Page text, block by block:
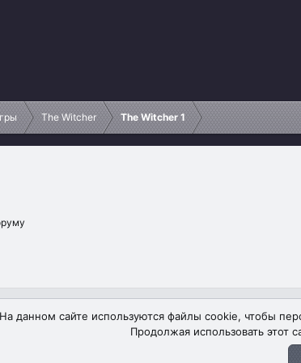
The Witcher The Witcher 1
На данном сайте используются файлы cookie, чтобы
Продолжая использовать этот